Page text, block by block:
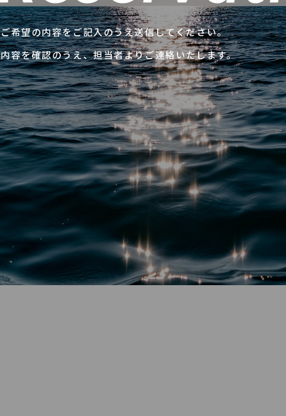
ご希望の内容をご記入のうえ送信してください。
内容を確認のうえ、担当者よりご連絡いたします。